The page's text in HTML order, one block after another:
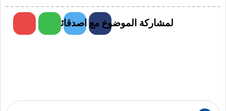
لمشاركة الموضوع مع اصدقائك